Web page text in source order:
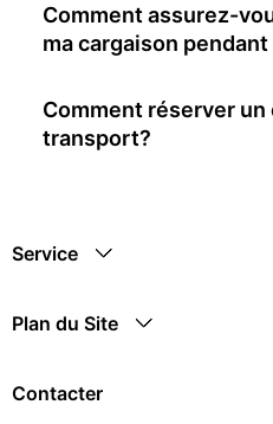
Comment assurez-
ma cargaison
Comment réserver un
transport?
Service
Plan du Site
Contacter